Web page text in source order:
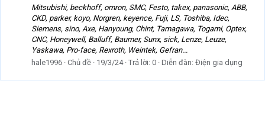
Mitsubishi, beckhoff, omron, SMC, Festo, takex, panasonic, ABB,
CKD, parker, koyo, Norgren, keyence, Fuji, LS, Toshiba, Idec,
Siemens, sino, Axe, Hanyoung, Chint, Tamagawa, Togami, Optex,
CNC, Honeywell, Balluff, Baumer, Sunx, sick, Lenze, Leuze,
Yaskawa, Pro-face, Rexroth, Weintek, Gefran...
hale1996 Chủ đề 19/3/24 Trả lời: 0 Diễn đàn: Điện gia dụng